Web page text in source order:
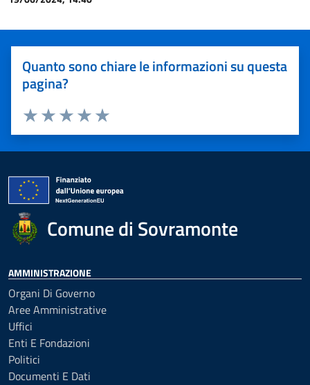
Quanto sono chiare le informazioni su questa
pagina?
Valuta 5 stelle su 5
Valuta 4 stelle su 5
Valuta 3 stelle su 5
Valuta 2 stelle su 5
Valuta 1 stelle su 5
Comune di Sovramonte
AMMINISTRAZIONE
Organi Di Governo
Aree Amministrative
Uffici
Enti E Fondazioni
Politici
Documenti E Dati